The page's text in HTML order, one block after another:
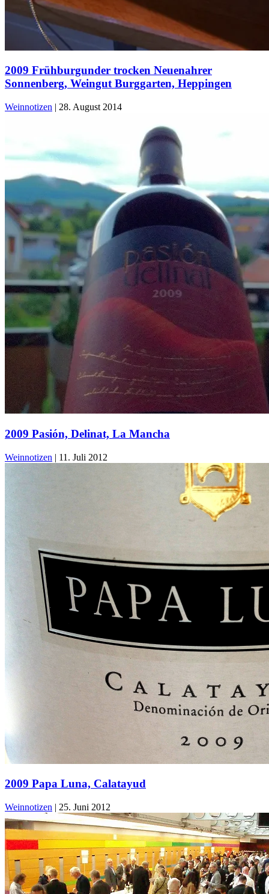
2009 Frühburgunder trocken Neuenahrer
Sonnenberg, Weingut Burggarten, Heppingen
Weinnotizen | 28. August 2014
2009 Pasión, Delinat, La Mancha
Weinnotizen | 11. Juli 2012
2009 Papa Luna, Calatayud
Weinnotizen | 25. Juni 2012